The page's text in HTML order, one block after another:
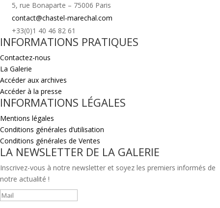
5, rue Bonaparte – 75006 Paris
contact@chastel-marechal.com
+33(0)1 40 46 82 61
INFORMATIONS PRATIQUES
Contactez-nous
La Galerie
Accéder aux archives
Accéder à la presse
INFORMATIONS LÉGALES
Mentions légales
Conditions générales d’utilisation
Conditions générales de Ventes
LA NEWSLETTER DE LA GALERIE
Inscrivez-vous à notre newsletter et soyez les premiers informés de
notre actualité !